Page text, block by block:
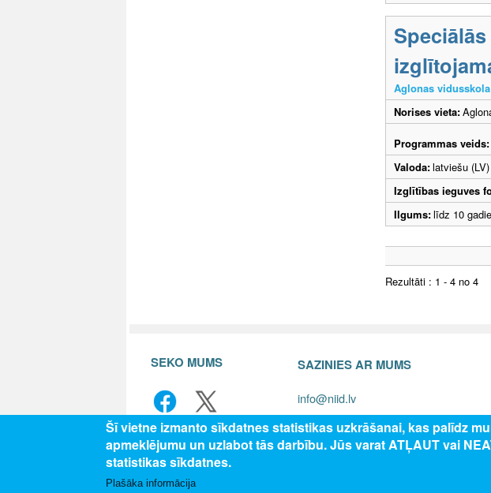
Aglonas vidusskola
Norises vieta:
Programmas veids:
Valoda:latviešu (LV)
Izglītības ieguves
Ilgums:līdz 10
Rezultāti : 1 - 4 no 4
SEKO MUMS SAZINIES AR MUMS
info@niid.lv
Šī vietne izmanto sīkdatnes statistikas uzkrāšanai, kas palīdz
apmeklējumu un uzlabot tās darbību. Jūs varat ATĻAUT vai
statistikas sīkdatnes.
Plašāka informācija